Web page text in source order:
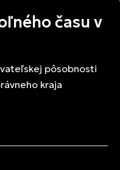
času v
pôsobnosti
kraja